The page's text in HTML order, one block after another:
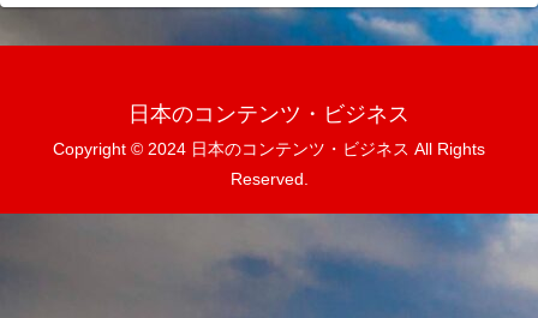
日本のコンテンツ・ビジネス
Copyright © 2024 日本のコンテンツ・ビジネス All Rights
Reserved.